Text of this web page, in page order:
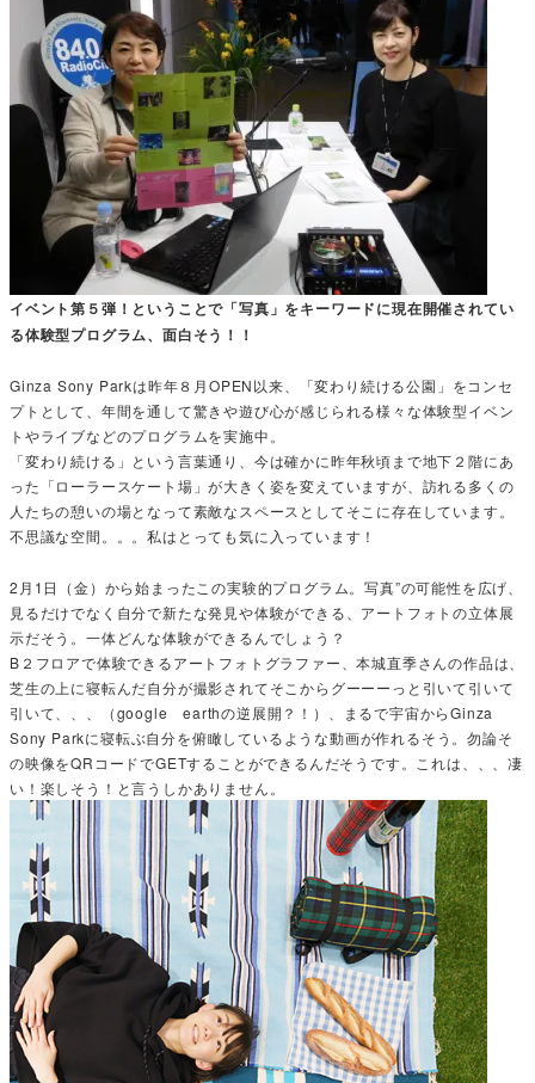
イベント第５弾！ということで「写真」をキーワードに現在開催されてい
る体験型プログラム、面白そう！！
Ginza Sony Parkは昨年８月OPEN以来、「変わり続ける公園」をコンセ
プトとして、年間を通して驚きや遊び心が感じられる様々な体験型イベン
トやライブなどのプログラムを実施中。
「変わり続ける」という言葉通り、今は確かに昨年秋頃まで地下２階にあ
った「ローラースケート場」が大きく姿を変えていますが、訪れる多くの
人たちの憩いの場となって素敵なスペースとしてそこに存在しています。
不思議な空間。。。私はとっても気に入っています！
2月1日（金）から始まったこの実験的プログラム。写真”の可能性を広げ、
見るだけでなく自分で新たな発見や体験ができる、アートフォトの立体展
示だそう。一体どんな体験ができるんでしょう？
B２フロアで体験できるアートフォトグラファー、本城直季さんの作品は、
芝生の上に寝転んだ自分が撮影されてそこからグーーーっと引いて引いて
引いて、、、（google earthの逆展開？！）、まるで宇宙からGinza
Sony Parkに寝転ぶ自分を俯瞰しているような動画が作れるそう。勿論そ
の映像をQRコードでGETすることができるんだそうです。これは、、、凄
い！楽しそう！と言うしかありません。